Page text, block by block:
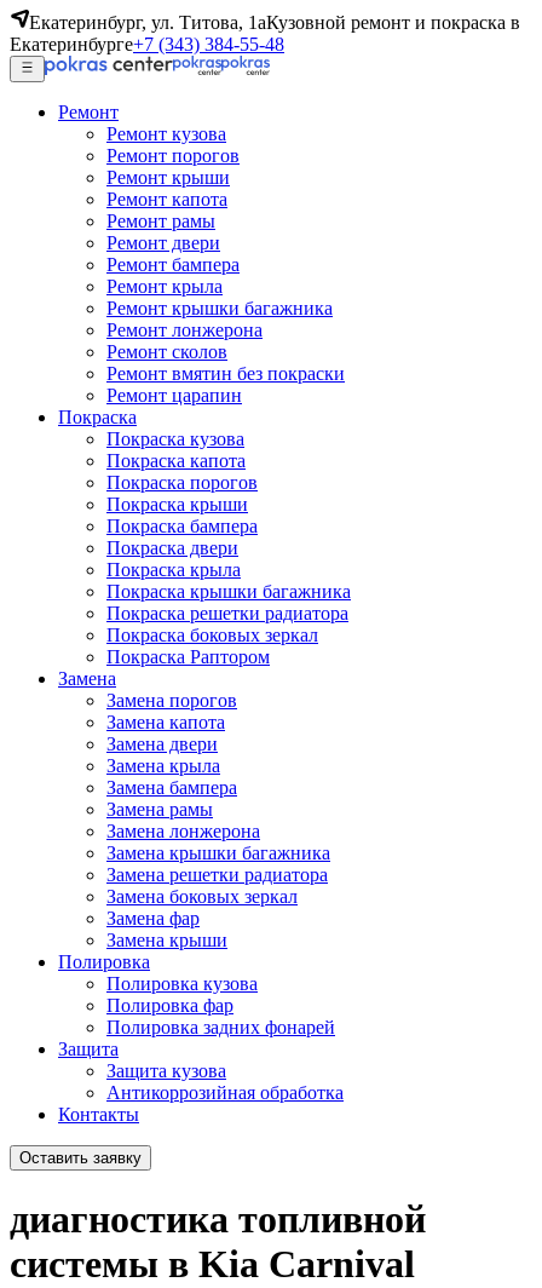
Екатеринбург, ул. Титова, 1аКузовной ремонт и покраска в
Екатеринбурге+7 (343) 384-55-48
Ремонт
Ремонт кузова
Ремонт порогов
Ремонт крыши
Ремонт капота
Ремонт рамы
Ремонт двери
Ремонт бампера
Ремонт крыла
Ремонт крышки багажника
Ремонт лонжерона
Ремонт сколов
Ремонт вмятин без покраски
Ремонт царапин
Покраска
Покраска кузова
Покраска капота
Покраска порогов
Покраска крыши
Покраска бампера
Покраска двери
Покраска крыла
Покраска крышки багажника
Покраска решетки радиатора
Покраска боковых зеркал
Покраска Раптором
Замена
Замена порогов
Замена капота
Замена двери
Замена крыла
Замена бампера
Замена рамы
Замена лонжерона
Замена крышки багажника
Замена решетки радиатора
Замена боковых зеркал
Замена фар
Замена крыши
Полировка
Полировка кузова
Полировка фар
Полировка задних фонарей
Защита
Защита кузова
Антикоррозийная обработка
Контакты
Оставить заявку
диагностика топливной
системы в Kia Carnival